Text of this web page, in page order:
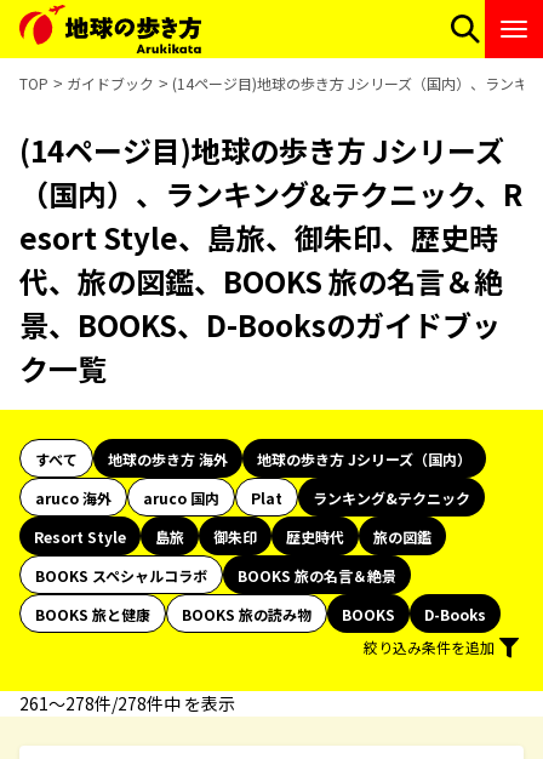
TOP ガイドブック (14ページ目)地球の歩き方 Jシリーズ（国内）、ランキ
(14ページ目)地球の歩き方 Jシリーズ
（国内）、ランキング&テクニック、R
esort Style、島旅、御朱印、歴史時
代、旅の図鑑、BOOKS 旅の名言＆絶
景、BOOKS、D-Booksのガイドブッ
ク一覧
すべて 地球の歩き方 海外
地球の歩き方 Jシリーズ（国内）
aruco 海外
aruco 国内 Plat
ランキング&テクニック
Resort Style
島旅 御朱印 歴史時代
旅の図鑑
BOOKS スペシャルコラボ
BOOKS 旅の名言＆絶景
BOOKS 旅と健康
BOOKS 旅の読み物 BOOKS
D-Books
絞り込み条件を追加
261〜278件/278件中 を表示